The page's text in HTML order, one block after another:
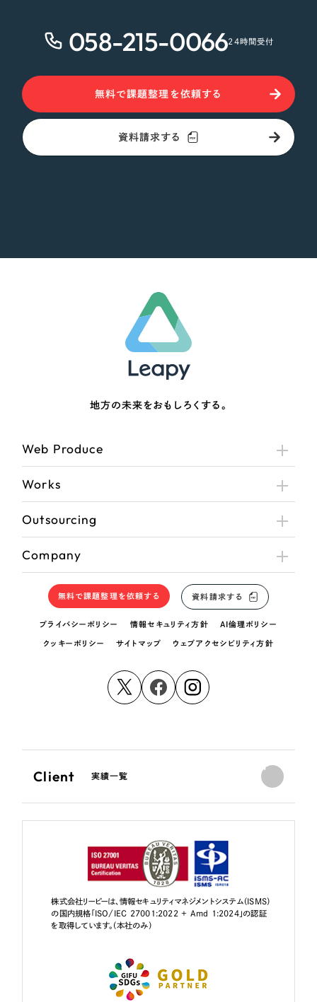
058-215-006624時間受付
無料で課題整理を依頼する
資料請求する
地方の未来をおもしろくする。
Web Produce
Works
Outsourcing
Company
無料で課題整理を依頼する 資料請求する
プライバシーポリシー 情報セキュリティ方針 AI倫理ポリシー
クッキーポリシー サイトマップ ウェブアクセシビリティ方針
Client 実績一覧
株式会社リーピーは、情報セキュリティマネジメントシステム（ISMS）
の国内規格「ISO/IEC 27001:2022 + Amd 1:2024」の認証
を取得しています。（本社のみ）